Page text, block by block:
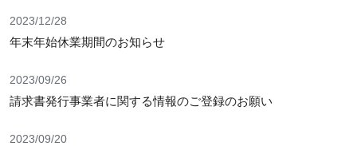
2023/12/28
年末年始休業期間のお知らせ
2023/09/26
請求書発行事業者に関する情報のご登録のお願い
2023/09/20